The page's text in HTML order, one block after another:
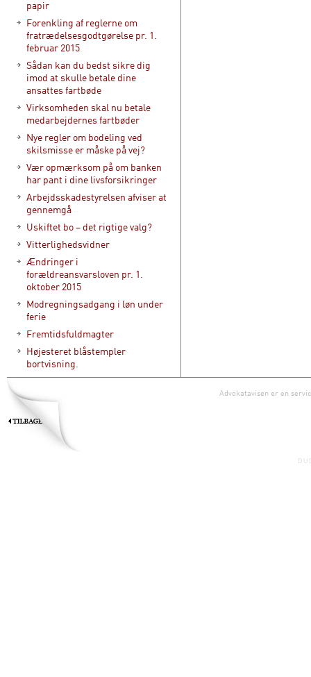
papir
Forenkling af reglerne om
fratrædelsesgodtgørelse pr. 1.
februar 2015
Sådan kan du bedst sikre dig
imod at skulle betale dine
ansattes fartbøde
Virksomheden skal nu betale
medarbejdernes fartbøder
Nye regler om bodeling ved
skilsmisse er måske på vej?
Vær opmærksom på om banken
har pant i dine livsforsikringer
Arbejdsskadestyrelsen afviser at
gennemgå
Uskiftet bo – det rigtige valg?
Vitterlighedsvidner
Ændringer i
forældreansvarsloven pr. 1.
oktober 2015
Modregningsadgang i løn under
ferie
Fremtidsfuldmagter
Højesteret blåstempler
bortvisning.
Advokatavisen er en